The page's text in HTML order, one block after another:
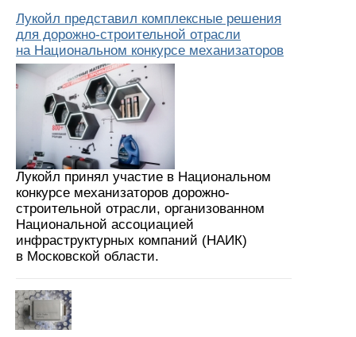
Лукойл представил комплексные решения
для дорожно-строительной отрасли
на Национальном конкурсе механизаторов
Лукойл принял участие в Национальном
конкурсе механизаторов дорожно-
строительной отрасли, организованном
Национальной ассоциацией
инфраструктурных компаний (НАИК)
в Московской области.